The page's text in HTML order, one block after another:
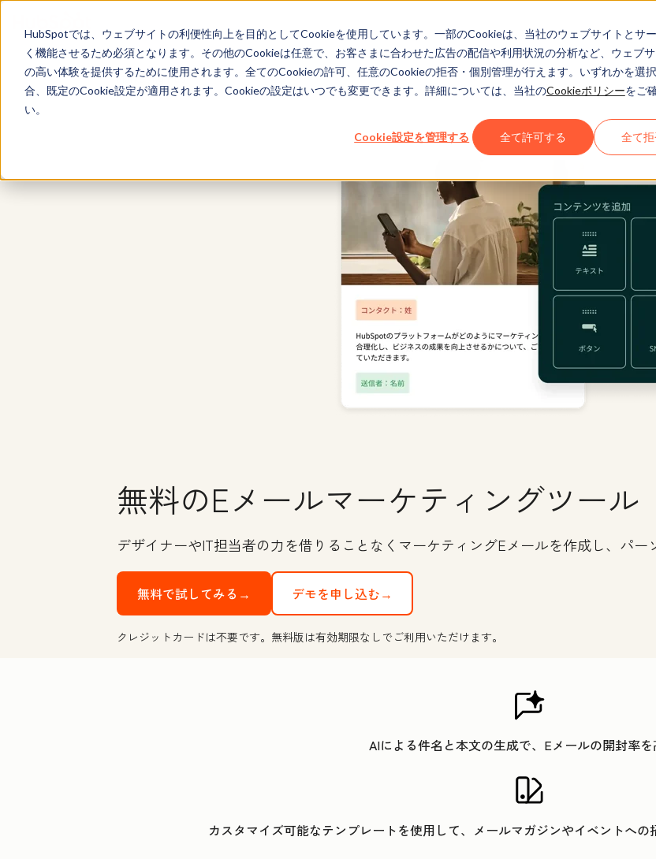
HubSpotでは、ウェブサイトの利便性向上を目的としてCookieを使用しています。一部のCookieは、当社のウェブサイトとサ
く機能させるため必須となります。その他のCookieは任意で、お客さまに合わせた広告の配信や利用状況の分析など、ウェブ
の高い体験を提供するために使用されます。全てのCookieの許可、任意のCookieの拒否・個別管理が行えます。いずれかを選
合、既定のCookie設定が適用されます。Cookieの設定はいつでも変更できます。詳細については、当社のCookieポリシーをご
い。
Cookie設定を管理する 全て許可する 全て
Marketing Hub
無料のEメールマーケティングツール
デザイナーやIT担当者の力を借りることなくマーケティングEメールを作成し、パー
無料で試してみる→ デモを申し込む→
クレジットカードは不要です。無料版は有効期限なしでご利用いただけます。
AIによる件名と本文の生成で、Eメールの開封率を
カスタマイズ可能なテンプレートを使用して、メールマガジンやイベントへ